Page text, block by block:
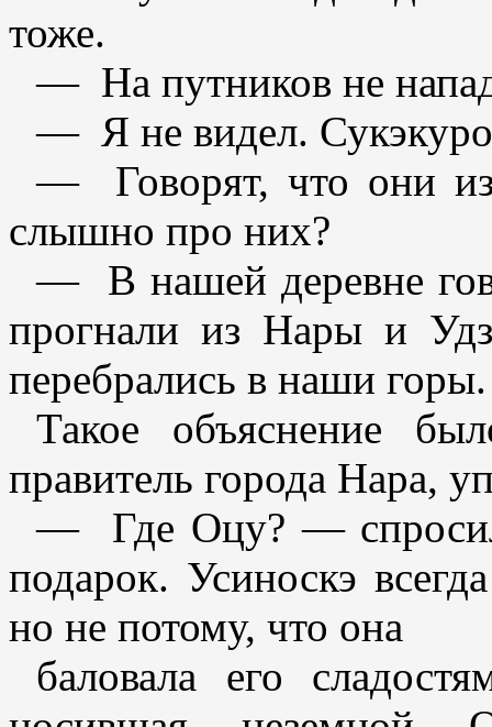
тоже.
— На путников не
— Я не видел. Сукэкуро
— Говорят, что они
слышно про них?
— В нашей деревне
прогнали из Нары и
перебрались в наши горы.
Такое объяснение
правитель города Нара,
— Где Оцу? —
подарок. Усиноскэ
но не потому, что она
баловала его